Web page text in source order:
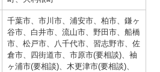
千葉市、市川市、浦安市、柏市、鎌ヶ
谷市、白井市、流山市、野田市、船橋
市、松戸市、八千代市、習志野市、佐
倉市、四街道市、市原市(要相談)、袖
ヶ浦市(要相談)、木更津市(要相談)、